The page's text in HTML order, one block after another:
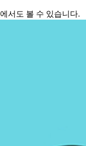
에서도 볼 수 있습니다.